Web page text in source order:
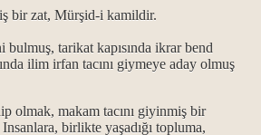
bir zat, Mürşid-i kamildir.
bulmuş, tarikat kapısında ikrar bend
ilim irfan tacını giymeye aday olmuş
olmak, makam tacını giyinmiş bir
birlikte yaşadığı topluma,